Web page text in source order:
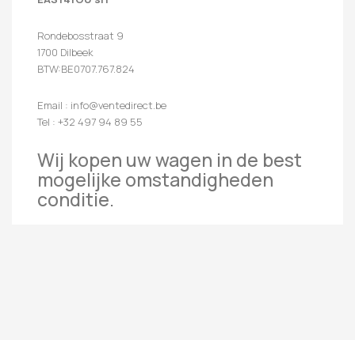
Rondebosstraat 9
1700 Dilbeek
BTW:BE0707.767.824
Email : info@ventedirect.be
Tel : +32 497 94 89 55
Wij kopen uw wagen in de best
mogelijke omstandigheden
conditie.